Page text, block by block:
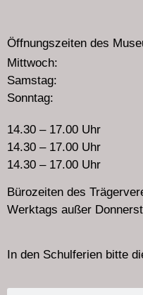
Öffnungszeiten des
Mittwoch:
Samstag:
Sonntag:
14.30 – 17.00 Uhr
14.30 – 17.00 Uhr
14.30 – 17.00 Uhr
Bürozeiten des
Werktags außer
In den Schulferien bitte